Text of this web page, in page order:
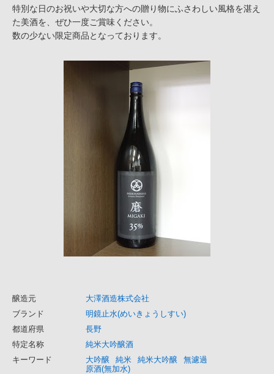
特別な日のお祝いや大切な方への贈り物にふさわしい風格を湛え
た美酒を、ぜひ一度ご賞味ください。
数の少ない限定商品となっております。
醸造元
大澤酒造株式会社
ブランド
明鏡止水(めいきょうしすい)
都道府県
長野
特定名称
純米大吟醸酒
キーワード
大吟醸 純米 純米大吟醸
無濾過
原酒(無加水)